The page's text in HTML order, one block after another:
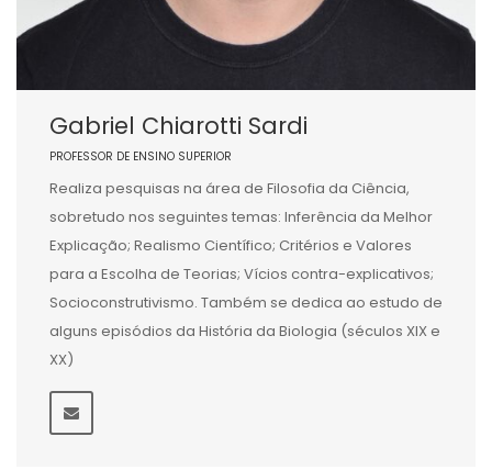
Gabriel Chiarotti Sardi
PROFESSOR DE ENSINO SUPERIOR
Realiza pesquisas na área de Filosofia da Ciência,
sobretudo nos seguintes temas: Inferência da Melhor
Explicação; Realismo Científico; Critérios e Valores
para a Escolha de Teorias; Vícios contra-explicativos;
Socioconstrutivismo. Também se dedica ao estudo de
alguns episódios da História da Biologia (séculos XIX e
XX)